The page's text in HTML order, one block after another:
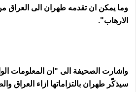
وما يمكن ان تقدمه طهران الى العراق
الارهاب".
واشارت الصحيفة الى "ان المعلومات
سيذكّر طهران بالتزاماتها ازاء العراق